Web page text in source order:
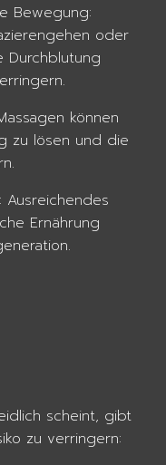
Bewegung:
oder
Durchblutung
können
zu lösen und die
Ausreichendes
Ernährung
scheint, gibt
zu verringern: